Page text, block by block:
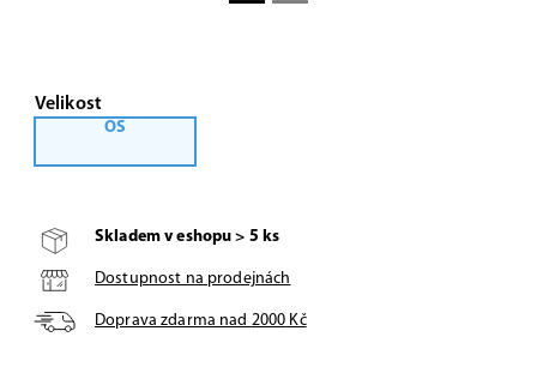
Velikost
OS
Skladem v eshopu > 5 ks
Dostupnost na prodejnách
Doprava zdarma nad 2000 Kč